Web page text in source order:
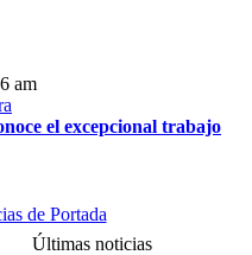
am
el excepcional trabajo
de Portada
Últimas noticias